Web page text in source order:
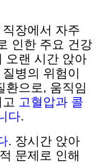
장에서 자주
인한 주요 건강
오랜 시간 앉아
병의 위험이
환으로, 움직임
고혈압과 콜
다.
. 장시간 앉아
문제로 인해